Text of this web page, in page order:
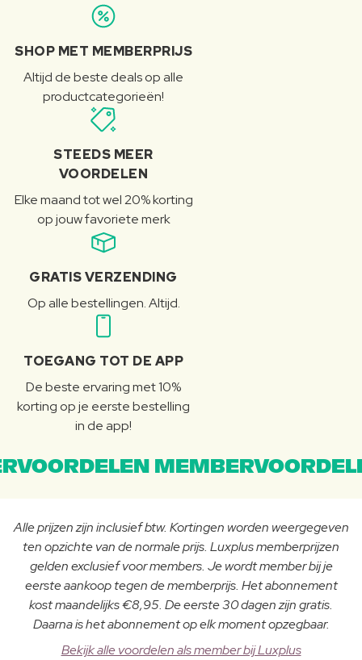
SHOP MET MEMBERPRIJS
Altijd de beste deals op alle
productcategorieën!
STEEDS MEER
VOORDELEN
Elke maand tot wel 20% korting
op jouw favoriete merk
GRATIS VERZENDING
Op alle bestellingen. Altijd.
TOEGANG TOT DE APP
De beste ervaring met 10%
korting op je eerste bestelling
in de app!
Alle prijzen zijn inclusief btw. Kortingen worden weergegeven
ten opzichte van de normale prijs. Luxplus memberprijzen
gelden exclusief voor members. Je wordt member bij je
eerste aankoop tegen de memberprijs. Het abonnement
kost maandelijks €8,95. De eerste 30 dagen zijn gratis.
Daarna is het abonnement op elk moment opzegbaar.
Bekijk alle voordelen als member bij Luxplus